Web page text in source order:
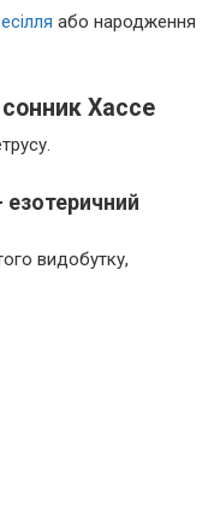
або народження
Хассе
видобутку,